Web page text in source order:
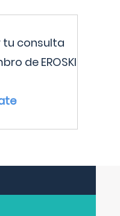
tu consulta
de EROSKI